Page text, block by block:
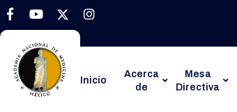
Inicio
Acerca
de
Mesa
Directiva